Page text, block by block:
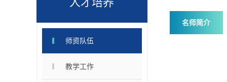
师资队伍
教学工作
名师简介